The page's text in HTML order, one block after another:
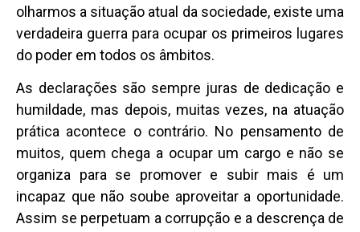
olharmos a situação atual da sociedade, existe uma
verdadeira guerra para ocupar os primeiros lugares
do poder em todos os âmbitos.
As declarações são sempre juras de dedicação e
humildade, mas depois, muitas vezes, na atuação
prática acontece o contrário. No pensamento de
muitos, quem chega a ocupar um cargo e não se
organiza para se promover e subir mais é um
incapaz que não soube aproveitar a oportunidade.
Assim se perpetuam a corrupção e a descrença de